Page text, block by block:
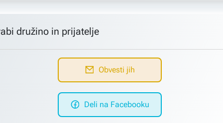
družino in prijatelje
Obvesti jih
Deli na Facebooku